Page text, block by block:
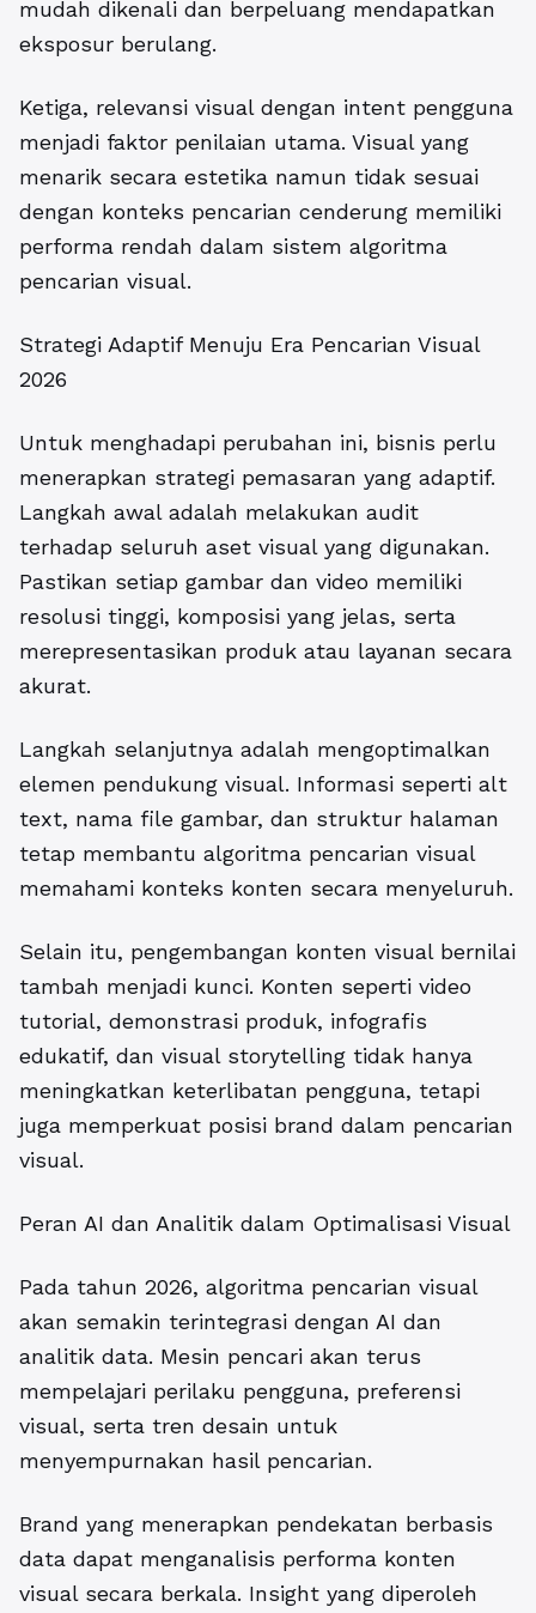
mudah dikenali dan berpeluang mendapatkan
eksposur berulang.
Ketiga, relevansi visual dengan intent pengguna
menjadi faktor penilaian utama. Visual yang
menarik secara estetika namun tidak sesuai
dengan konteks pencarian cenderung memiliki
performa rendah dalam sistem algoritma
pencarian visual.
Strategi Adaptif Menuju Era Pencarian Visual
2026
Untuk menghadapi perubahan ini, bisnis perlu
menerapkan strategi pemasaran yang adaptif.
Langkah awal adalah melakukan audit
terhadap seluruh aset visual yang digunakan.
Pastikan setiap gambar dan video memiliki
resolusi tinggi, komposisi yang jelas, serta
merepresentasikan produk atau layanan secara
akurat.
Langkah selanjutnya adalah mengoptimalkan
elemen pendukung visual. Informasi seperti alt
text, nama file gambar, dan struktur halaman
tetap membantu algoritma pencarian visual
memahami konteks konten secara menyeluruh.
Selain itu, pengembangan konten visual bernilai
tambah menjadi kunci. Konten seperti video
tutorial, demonstrasi produk, infografis
edukatif, dan visual storytelling tidak hanya
meningkatkan keterlibatan pengguna, tetapi
juga memperkuat posisi brand dalam pencarian
visual.
Peran AI dan Analitik dalam Optimalisasi Visual
Pada tahun 2026, algoritma pencarian visual
akan semakin terintegrasi dengan AI dan
analitik data. Mesin pencari akan terus
mempelajari perilaku pengguna, preferensi
visual, serta tren desain untuk
menyempurnakan hasil pencarian.
Brand yang menerapkan pendekatan berbasis
data dapat menganalisis performa konten
visual secara berkala. Insight yang diperoleh